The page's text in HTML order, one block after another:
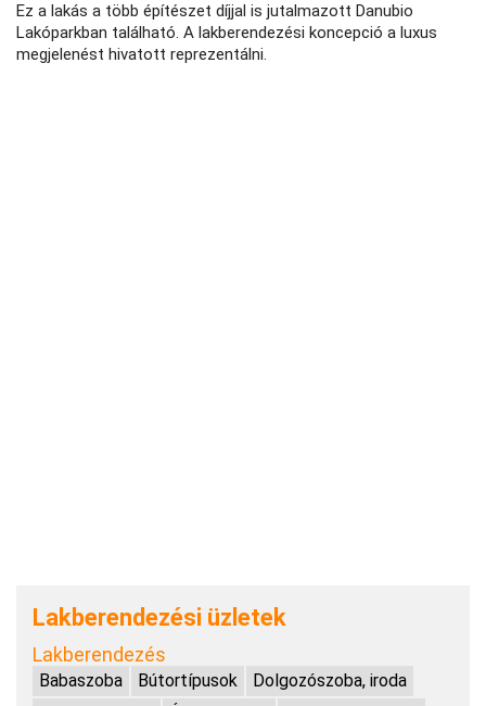
Ez a lakás a több építészet díjjal is jutalmazott Danubio
Lakóparkban található. A lakberendezési koncepció a luxus
megjelenést hivatott reprezentálni.
Lakberendezési üzletek
Lakberendezés
Babaszoba Bútortípusok
Dolgozószoba, iroda